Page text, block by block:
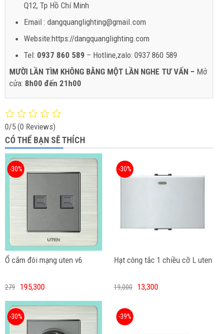
Q12, Tp Hồ Chí Minh
Email : dangquanglighting@gmail.com
Website:https://dangquanglighting.com
Tel: 0937 860 589 – Hotline,zalo: 0937 860 589
MƯỜI LẦN TÌM KHÔNG BẰNG MỘT LẦN NGHE TƯ VẤN – Mở
cửa: 8h00 đến 21h00
0/5 (0 Reviews)
CÓ THỂ BẠN SẼ THÍCH
Ổ cắm đôi mạng uten v6
-30%
279 195,300
Hạt công tắc 1 chiều cỡ L uten
-30%
19,000 13,300
-30% -39%